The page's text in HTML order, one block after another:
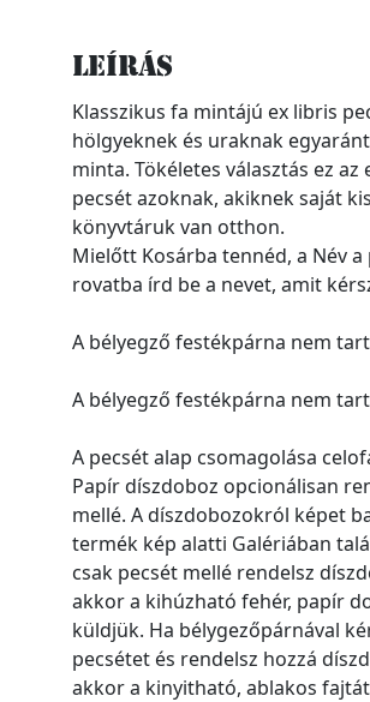
Leírás
Klasszikus fa mintájú ex libris
hölgyeknek és uraknak
minta. Tökéletes választás ez az
pecsét azoknak, akiknek saját kis
könyvtáruk van otthon.
Mielőtt Kosárba tennéd, a Név a
rovatba írd be a nevet, amit
A bélyegző festékpárna nem
A bélyegző festékpárna nem
A pecsét alap csomagolása
Papír díszdoboz opcionálisan
mellé. A díszdobozokról képet
termék kép alatti Galériában
csak pecsét mellé rendelsz
akkor a kihúzható fehér, papír
küldjük. Ha bélygezőpárnával
pecsétet és rendelsz hozzá
akkor a kinyitható, ablakos